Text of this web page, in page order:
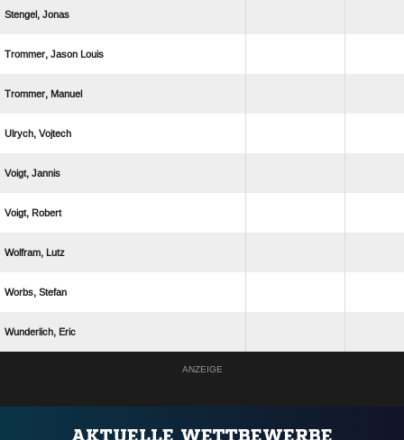
 
  
 
 
 
 
 
 
 
ANZEIGE